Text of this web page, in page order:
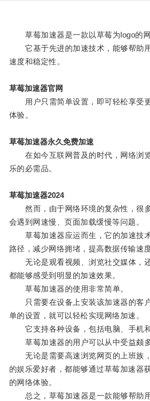
草莓加速器是一款以草莓为logo的网
它基于先进的加速技术，能够帮助
速度和稳定性。
草莓加速器官网
用户只需简单设置，即可轻松享受
体验。
草莓加速器永久免费加速
在如今互联网普及的时代，网络浏
乐的必需品。
草莓加速器2024
然而，由于网络环境的复杂性，很
会遇到网速慢、页面加载缓慢等问题。
草莓加速器应运而生，它的加速技
路径，减少网络拥堵，提高数据传输速度
无论是观看视频、浏览社交媒体，
都能够感受到明显的加速效果。
草莓加速器的使用非常简单。
只需要在设备上安装该加速器的客
单的设置，就可以轻松实现网络加速。
它支持各种设备，包括电脑、手机和
草莓加速器的用户可以从中受益颇多
无论是需要高速浏览网页的上班族
的娱乐爱好者，都能够通过草莓加速器
的网络体验。
总之，草莓加速器是一款能够帮助